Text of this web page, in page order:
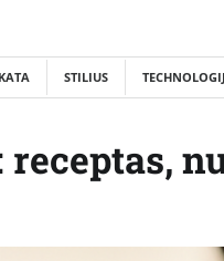
STILIUS